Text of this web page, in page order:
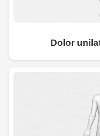
Dolor